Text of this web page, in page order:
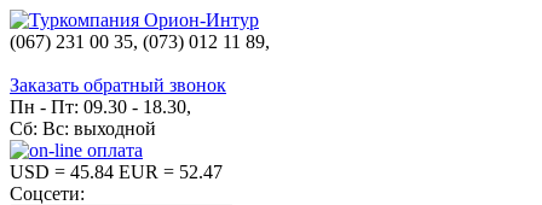
(067) 231 00 35, (073) 012 11 89,
Заказать обратный звонок
Пн - Пт: 09.30 - 18.30,
Сб: Вс: выходной
USD = 45.84 EUR = 52.47
Соцсети: